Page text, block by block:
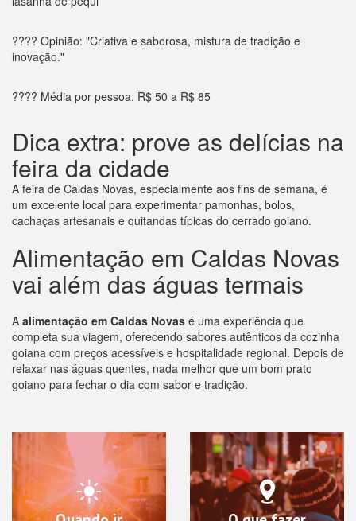
???? Opinião: "Criativa e saborosa, mistura de tradição e
inovação."
???? Média por pessoa: R$ 50 a R$ 85
Dica extra: prove as delícias na
feira da cidade
A feira de Caldas Novas, especialmente aos fins de semana, é
um excelente local para experimentar pamonhas, bolos,
cachaças artesanais e quitandas típicas do cerrado goiano.
Alimentação em Caldas Novas
vai além das águas termais
A alimentação em Caldas Novas é uma experiência que
completa sua viagem, oferecendo sabores autênticos da cozinha
goiana com preços acessíveis e hospitalidade regional. Depois de
relaxar nas águas quentes, nada melhor que um bom prato
goiano para fechar o dia com sabor e tradição.